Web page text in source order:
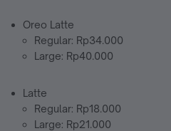
Oreo Latte
Regular: Rp34.000
Large: Rp40.000
Latte
Regular: Rp18.000
Large: Rp21.000